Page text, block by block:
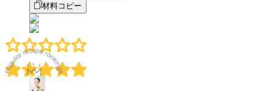
材料コピー